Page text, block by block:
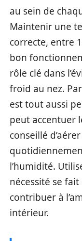
au sein de
Maintenir une
correcte, entre
bon
rôle clé dans
froid au nez.
est tout aussi
peut accentuer
conseillé
l’humidité.
nécessité se
contribuer à
intérieur.